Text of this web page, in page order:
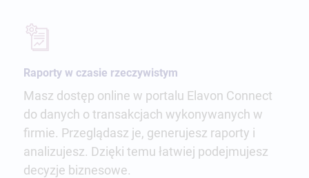
Raporty w czasie rzeczywistym
Masz dostęp online w portalu Elavon Connect
do danych o transakcjach wykonywanych w
firmie. Przeglądasz je, generujesz raporty i
analizujesz. Dzięki temu łatwiej podejmujesz
decyzje biznesowe.